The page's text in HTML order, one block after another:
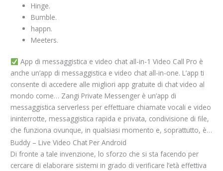
Hinge.
Bumble.
happn.
Meeters.
App di messaggistica e video chat all-in-1 Video Call Pro è
anche un’app di messaggistica e video chat all-in-one. L’app ti
consente di accedere alle migliori app gratuite di chat video al
mondo come… Zangi Private Messenger è un’app di
messaggistica serverless per effettuare chiamate vocali e video
ininterrotte, messaggistica rapida e privata, condivisione di file,
che funziona ovunque, in qualsiasi momento e, soprattutto, è…
Buddy – Live Video Chat Per Android
Di fronte a tale invenzione, lo sforzo che si sta facendo per
cercare di elaborare sistemi in grado di verificare l’età effettiva